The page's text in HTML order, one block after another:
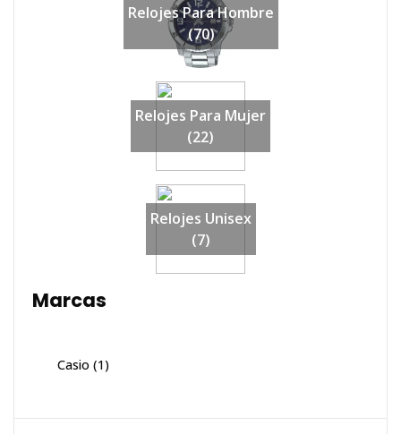
Relojes Para Hombre
(70)
Relojes Para Mujer
(22)
Relojes Unisex
(7)
Marcas
Casio (1)